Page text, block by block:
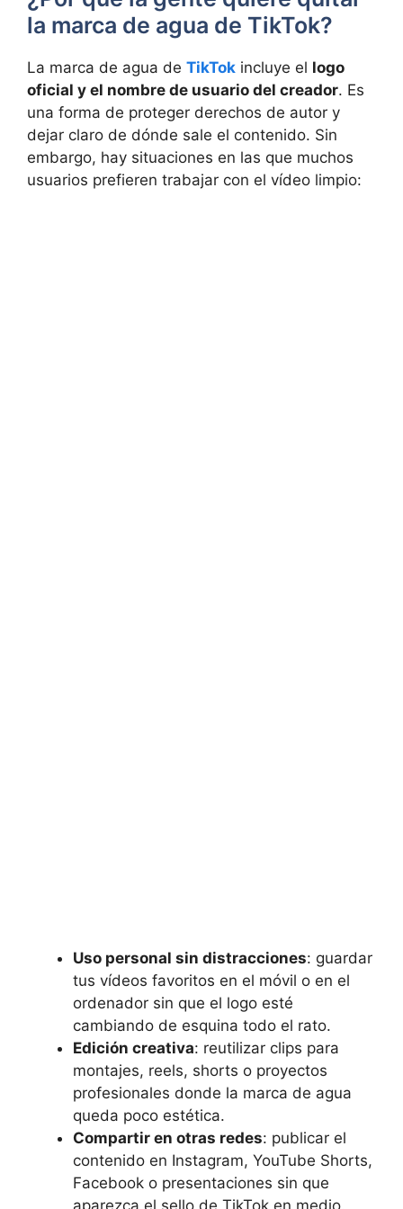
la marca de agua de TikTok?
La marca de agua de TikTok incluye el logo
oficial y el nombre de usuario del creador. Es
una forma de proteger derechos de autor y
dejar claro de dónde sale el contenido. Sin
embargo, hay situaciones en las que muchos
usuarios prefieren trabajar con el vídeo limpio:
Uso personal sin distracciones: guardar
tus vídeos favoritos en el móvil o en el
ordenador sin que el logo esté
cambiando de esquina todo el rato.
Edición creativa: reutilizar clips para
montajes, reels, shorts o proyectos
profesionales donde la marca de agua
queda poco estética.
Compartir en otras redes: publicar el
contenido en Instagram, YouTube Shorts,
Facebook o presentaciones sin que